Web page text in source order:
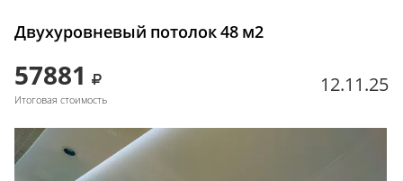
Двухуровневый потолок 48 м2
57881
Итоговая стоимость
12.11.25